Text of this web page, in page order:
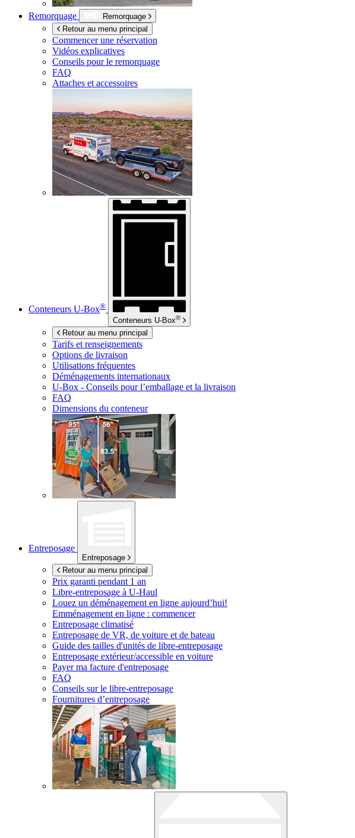
Remorquage
Remorquage
Retour au menu principal
Commencer une réservation
Vidéos explicatives
Conseils pour le remorquage
FAQ
Attaches et accessoires
Conteneurs U-Box®
Conteneurs U-Box®
Retour au menu principal
Tarifs et renseignements
Options de livraison
Utilisations fréquentes
Déménagements internationaux
U-Box - Conseils pour l’emballage et la livraison
FAQ
Dimensions du conteneur
Entreposage
Entreposage
Retour au menu principal
Prix garanti pendant 1 an
Libre-entreposage à U-Haul
Louez un déménagement en ligne aujourd’hui!
Emménagement en ligne : commencer
Entreposage climatisé
Entreposage de VR, de voiture et de bateau
Guide des tailles d'unités de libre-entreposage
Entreposage extérieur/accessible en voiture
Payer ma facture d'entreposage
FAQ
Conseils sur le libre-entreposage
Fournitures d’entreposage